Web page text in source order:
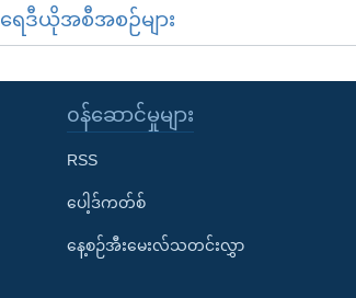
ရေဒီယိုအစီအစဉ်များ
၀န်ဆောင်မှုများ
RSS
ပေါ့ဒ်ကတ်စ်
နေ့စဉ်အီးမေးလ်သတင်းလွှာ